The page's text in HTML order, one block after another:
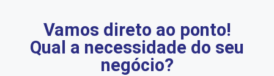
Vamos direto ao ponto!
Qual a necessidade do seu
negócio?